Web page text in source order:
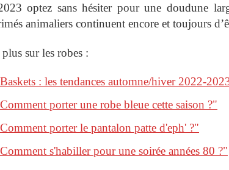
optez sans hésiter pour une doudune
animaliers continuent encore et toujours
sur les robes :
: les tendances automne/hiver 2022-
porter une robe bleue cette saison ?"
porter le pantalon patte d'eph' ?"
s'habiller pour une soirée années 80 ?"